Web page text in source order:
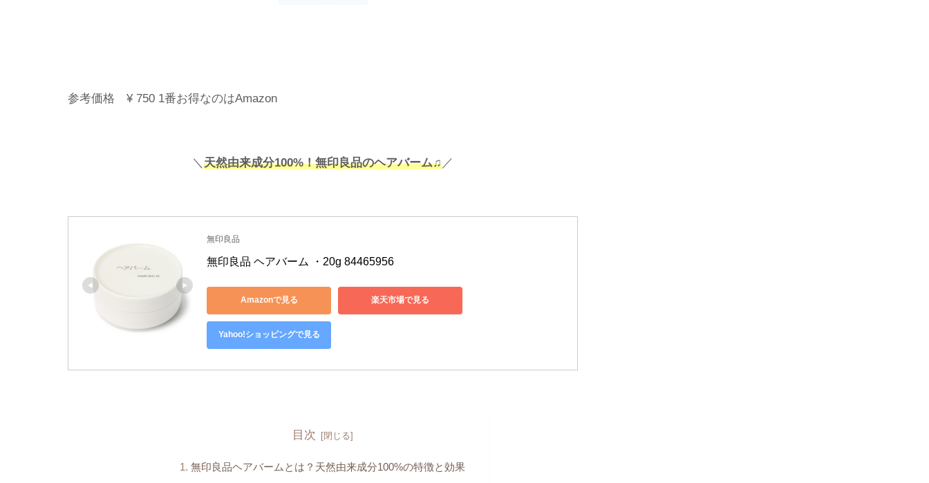
参考価格 ¥ 750 1番お得なのはAmazon
＼ 天然由来成分100%！無印良品のヘアバーム♫／
無印良品
無印良品 ヘアバーム ・20g 84465956
Amazonで見る 楽天市場で見る
Yahoo!ショッピングで見る
目次
無印良品ヘアバームとは？天然由来成分100%の特徴と効果